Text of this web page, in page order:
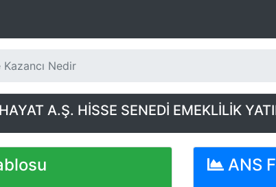
Nedir
A.Ş. HİSSE SENEDİ EMEKLİLİK
ANS